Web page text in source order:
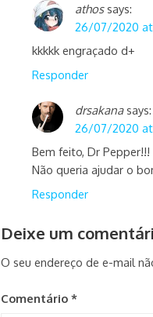
athos says:
26/07/2020 at
kkkkk engraçado d+
Responder
drsakana says:
26/07/2020 at
Bem feito, Dr Pepper!!!
Não queria ajudar o
Responder
Deixe um
O seu endereço de e-mail
Comentário *